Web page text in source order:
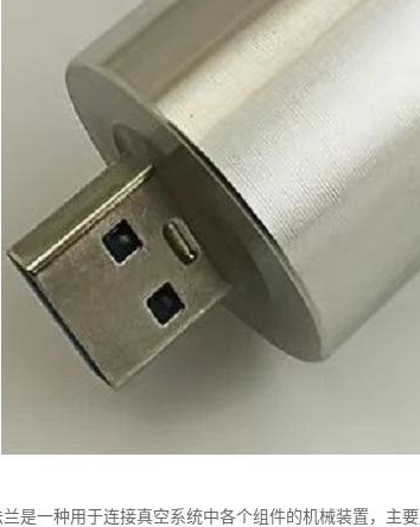
是一种用于连接真空系统中各个组件的机械装置，主